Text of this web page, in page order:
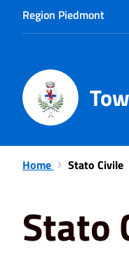
Region Piedmont
Home Stato Civile
Stato